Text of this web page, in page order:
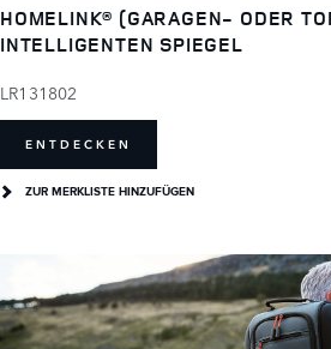
HOMELINK® (GARAGEN- ODER
INTELLIGENTEN SPIEGEL
LR131802
ENTDECKEN
ZUR MERKLISTE HINZUFÜGEN